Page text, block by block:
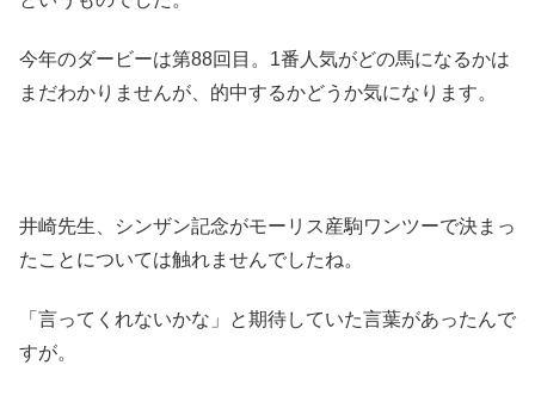
今年のダービーは第88回目。1番人気がどの馬になるかは
まだわかりませんが、的中するかどうか気になります。
井崎先生、シンザン記念がモーリス産駒ワンツーで決まっ
たことについては触れませんでしたね。
「言ってくれないかな」と期待していた言葉があったんで
すが。